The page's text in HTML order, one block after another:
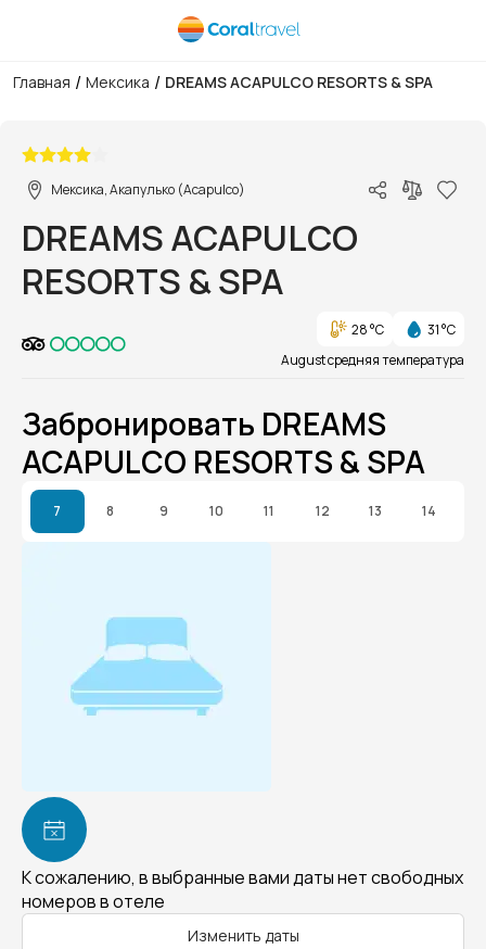
Главная / Мексика / DREAMS ACAPULCO RESORTS & SPA
Мексика, Акапулько (Acapulco)
DREAMS ACAPULCO
RESORTS & SPA
28 °C
31 °C
August средняя температура
Забронировать DREAMS
ACAPULCO RESORTS & SPA
7 8 9 10 11 12 13 14
К сожалению, в выбранные вами даты нет свободных
номеров в отеле
Изменить даты